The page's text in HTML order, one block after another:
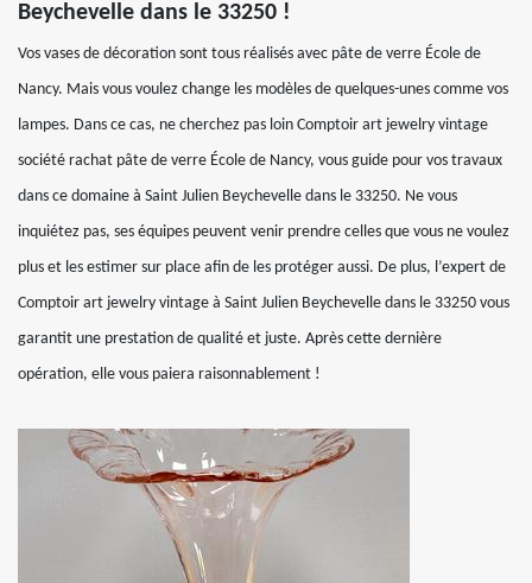
Beychevelle dans le 33250 !
Vos vases de décoration sont tous réalisés avec pâte de verre École de
Nancy. Mais vous voulez change les modèles de quelques-unes comme vos
lampes. Dans ce cas, ne cherchez pas loin Comptoir art jewelry vintage
société rachat pâte de verre École de Nancy, vous guide pour vos travaux
dans ce domaine à Saint Julien Beychevelle dans le 33250. Ne vous
inquiétez pas, ses équipes peuvent venir prendre celles que vous ne voulez
plus et les estimer sur place afin de les protéger aussi. De plus, l’expert de
Comptoir art jewelry vintage à Saint Julien Beychevelle dans le 33250 vous
garantit une prestation de qualité et juste. Après cette dernière
opération, elle vous paiera raisonnablement !